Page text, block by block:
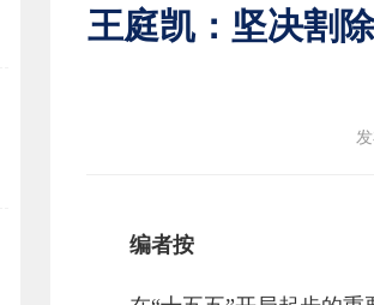
王庭凯：坚决割
编者按